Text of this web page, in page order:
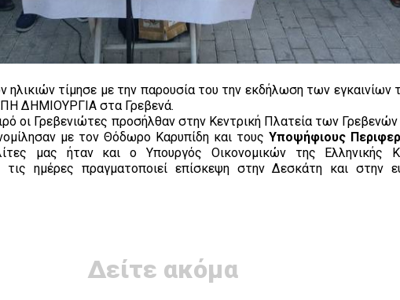
τίμησε με την παρουσία του την εκδήλωση των εγκαινίων
ΔΗΜΙΟΥΡΓΙΑ στα Γρεβενά.
οι Γρεβενιώτες προσήλθαν στην Κεντρική Πλατεία των Γρεβενών
με τον Θόδωρο Καρυπίδη και τους Υποψήφιους
μας ήταν και ο Υπουργός Οικονομικών της Ελληνικής
ημέρες πραγματοποιεί επίσκεψη στην Δεσκάτη και στην
Δείτε ακόμα